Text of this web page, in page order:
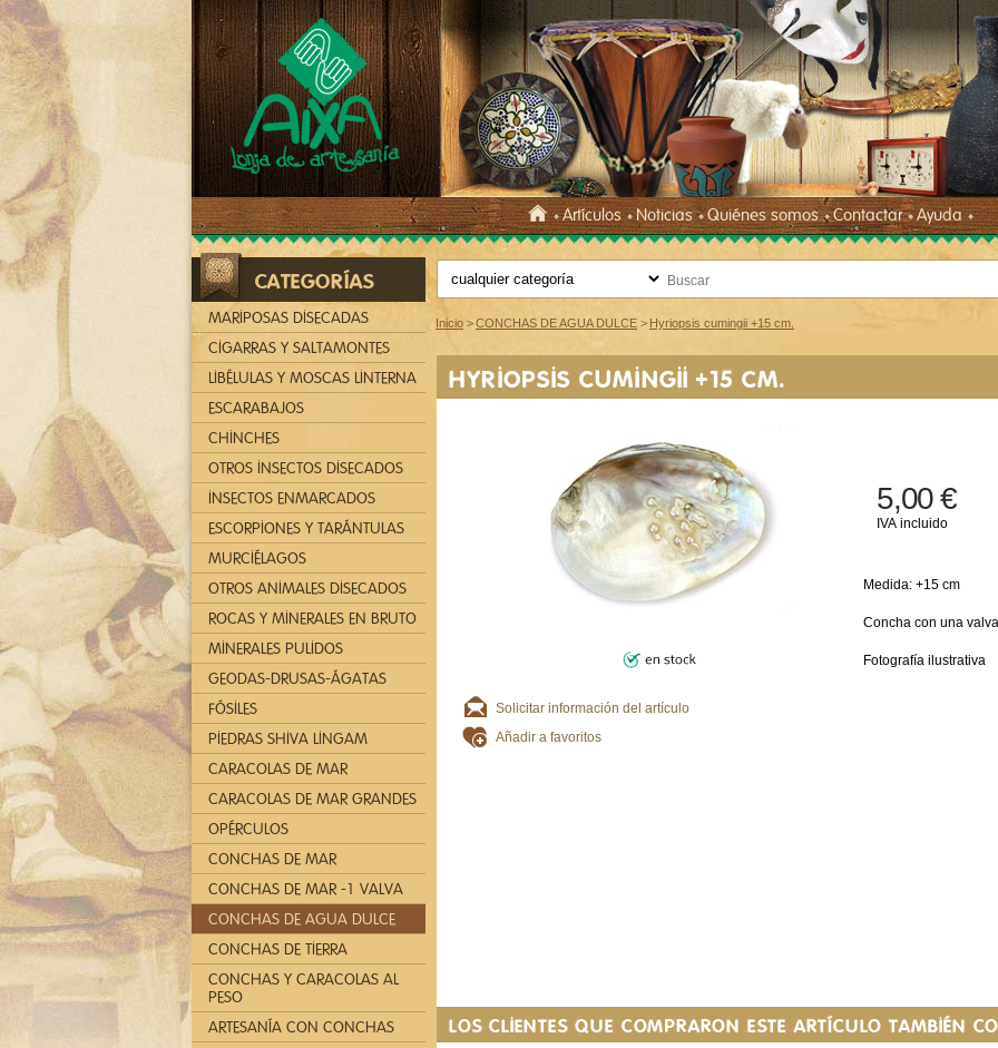
Inicio >CONCHAS DE AGUA DULCE > Hyriopsis cumingii +15 cm.
HYRIOPSIS CUMINGII +15 CM.
5,00 €
IVA incluido
Solicitar información del artículo
Añadir a favoritos
Medida: +15 cm
Concha con una
Fotografía ilustrativa
LOS CLIENTES QUE COMPRARON ESTE ARTÍCULO TAMBIÉN
CATEGORÍAS
MARIPOSAS DISECADAS
CIGARRAS Y SALTAMONTES
LIBÉLULAS Y MOSCAS LINTERNA
ESCARABAJOS
CHINCHES
OTROS INSECTOS DISECADOS
INSECTOS ENMARCADOS
ESCORPIONES Y TARÁNTULAS
MURCIÉLAGOS
OTROS ANIMALES DISECADOS
ROCAS Y MINERALES EN BRUTO
MINERALES PULIDOS
GEODAS-DRUSAS-ÁGATAS
FÓSILES
PIEDRAS SHIVA LINGAM
CARACOLAS DE MAR
CARACOLAS DE MAR GRANDES
OPÉRCULOS
CONCHAS DE MAR
CONCHAS DE MAR -1 VALVA
CONCHAS DE AGUA DULCE
CONCHAS DE TIERRA
CONCHAS Y CARACOLAS AL
PESO
ARTESANÍA CON CONCHAS
Artículos Noticias Quiénes somos Contactar Ayuda